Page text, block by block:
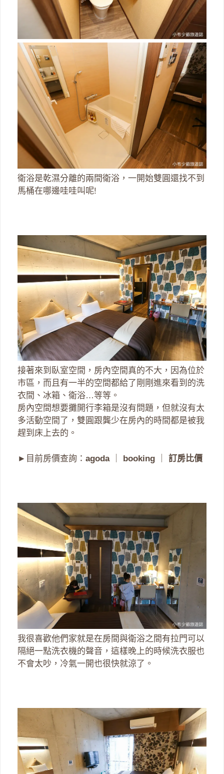
衛浴是乾濕分離的兩間衛浴，一開始雙圓還找不到
馬桶在哪邊哇哇叫呢!
接著來到臥室空間，房內空間真的不大，因為位於
市區，而且有一半的空間都給了剛剛進來看到的洗
衣間、冰箱、衛浴…等等。
房內空間想要攤開行李箱是沒有問題，但就沒有太
多活動空間了，雙圓跟龔少在房內的時間都是被我
趕到床上去的。
►目前房價查詢： agoda｜ booking 訂房比價
我很喜歡他們家就是在房間與衛浴之間有拉門可以
隔絕一點洗衣機的聲音，這樣晚上的時候洗衣服也
不會太吵，冷氣一開也很快就涼了。